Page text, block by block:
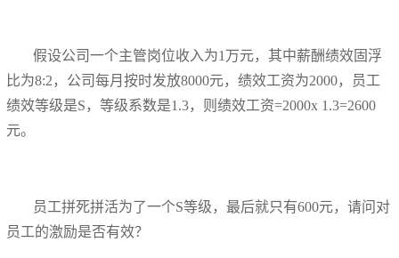
假设公司一个主管岗位收入为1万元，其中薪酬绩效固浮
比为8:2，公司每月按时发放8000元，绩效工资为2000，员工
绩效等级是S，等级系数是1.3，则绩效工资=2000x 1.3=2600
元。
员工拼死拼活为了一个S等级，最后就只有600元，请问对
员工的激励是否有效？